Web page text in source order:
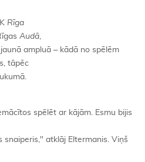
Rīga
Audā,
ampluā – kādā no spēlēm
tāpēc
spēlēt ar kājām. Esmu bijis
snaiperis," atklāj Eltermanis. Viņš